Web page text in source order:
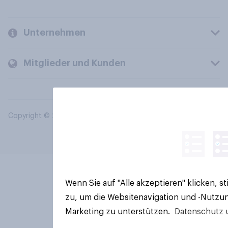
Unternehmen
Mitglieder und Kunden
Copyright © 2026 YouGov PLC. Alle Rechte vorbehalten.
Wenn Sie auf "Alle akzeptieren" klicken,
zu, um die Websitenavigation und -
Marketing zu unterstützen.
Datenschutz